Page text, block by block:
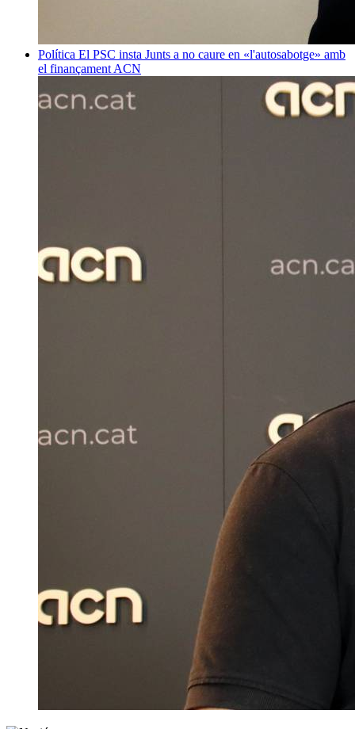
Política El PSC insta Junts a no caure en «l'autosabotge» amb
el finançament ACN